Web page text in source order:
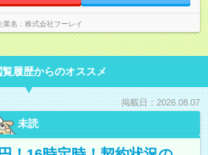
、スキルアップに集中できます◎ 「報奨
「未経験の走り始めが不安…」 ——そんな
応える、当社独自の制度です。
業名 株式会社フーレイ
履歴からのオススメ
掲載日：2026.08.07
未読